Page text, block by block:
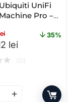
lei.
MIMO
UniFi
Pro –
a fost:
leiPrețul curent
35%
★
Ubiquiti UniFi